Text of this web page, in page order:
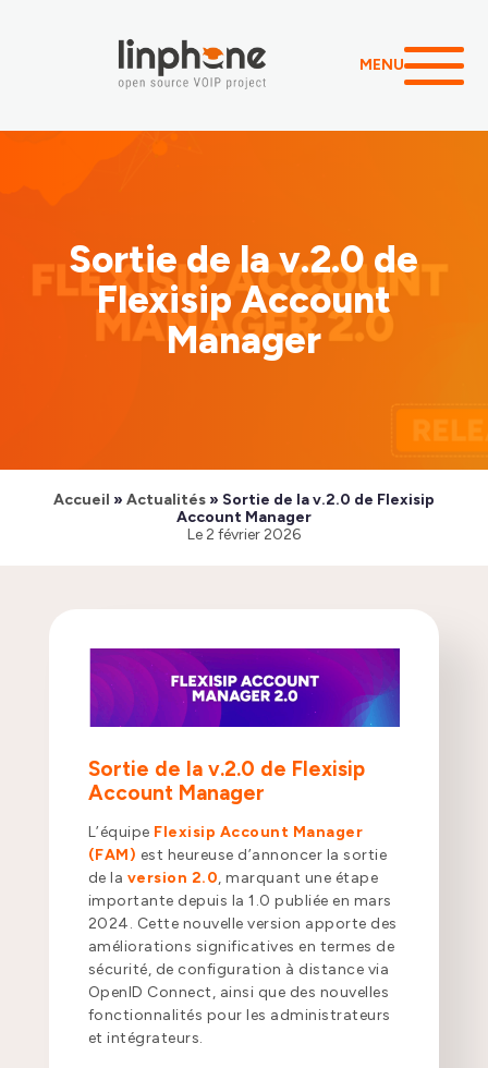
MENU
Sortie de la v.2.0 de
Flexisip Account
Manager
Accueil » Actualités» Sortie de la v.2.0 de Flexisip
Account Manager
Le 2 février 2026
Sortie de la v.2.0 de Flexisip
Account Manager
L’équipe Flexisip Account Manager
(FAM) est heureuse d’annoncer la sortie
de la version 2.0, marquant une étape
importante depuis la 1.0 publiée en mars
2024. Cette nouvelle version apporte des
améliorations significatives en termes de
sécurité, de configuration à distance via
OpenID Connect, ainsi que des nouvelles
fonctionnalités pour les administrateurs
et intégrateurs.